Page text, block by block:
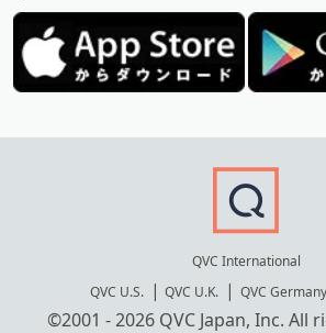
QVC International
QVC U.S.
QVC U.K. QVC Germany
©2001 - 2026 QVC Japan, Inc. All